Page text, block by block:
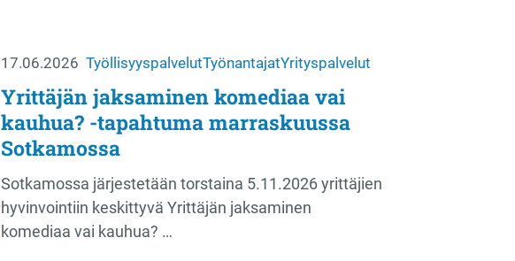
17.06.2026 TyöllisyyspalvelutTyönantajatYrityspalvelut
Yrittäjän jaksaminen komediaa vai
kauhua? -tapahtuma marraskuussa
Sotkamossa
Sotkamossa järjestetään torstaina 5.11.2026 yrittäjien
hyvinvointiin keskittyvä Yrittäjän jaksaminen
komediaa vai kauhua? …